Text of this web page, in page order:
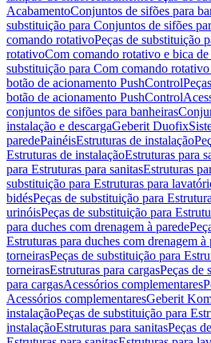
AcabamentoConjuntos de sifões para
substituição para Conjuntos de sifões
comando rotativoPeças de substituição
rotativoCom comando rotativo e bica
substituição para Com comando
botão de acionamento PushControl
botão de acionamento PushControl
conjuntos de sifões para banheiras
instalação e descargaGeberit Duofix
paredePainéisEstruturas de instalação
Estruturas de instalaçãoEstruturas para
para Estruturas para sanitasEstruturas
substituição para Estruturas para
bidésPeças de substituição para
urinóisPeças de substituição para
para duches com drenagem à parede
Estruturas para duches com drenagem à
torneirasPeças de substituição para
torneirasEstruturas para cargasPeças de
para cargasAcessórios complementares
Acessórios complementaresGeberit
instalaçãoPeças de substituição para
instalaçãoEstruturas para sanitasPeças